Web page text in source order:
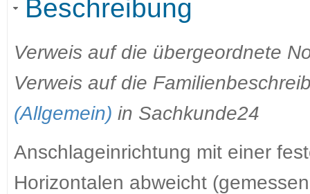
Beschreibung
Verweis auf die übergeordnete
Verweis auf die
(Allgemein) in Sachkunde24
Anschlageinrichtung mit einer
Horizontalen abweicht